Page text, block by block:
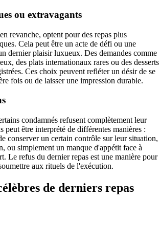
ou extravagants
revanche, optent pour des repas plus
Cela peut être un acte de défi ou une
dernier plaisir luxueux. Des demandes comme
des plats internationaux rares ou des desserts
Ces choix peuvent refléter un désir de se
fois ou de laisser une impression durable.
condamnés refusent complètement leur
peut être interprété de différentes manières :
conserver un certain contrôle sur leur situation,
ou simplement un manque d'appétit face à
Le refus du dernier repas est une manière pour
aux rituels de l'exécution.
de derniers repas